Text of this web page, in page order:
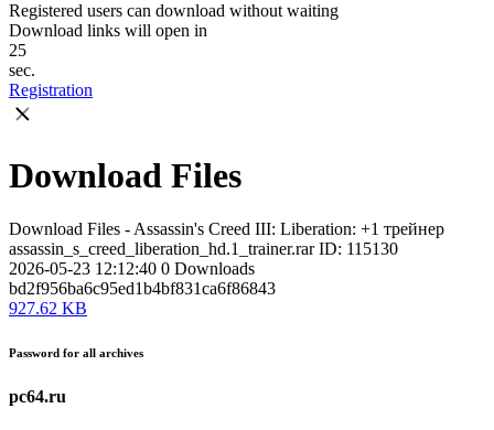
Registered users can download without waiting
Download links will open in
25
sec.
Registration
Download Files
Download Files - Assassin's Creed III: Liberation: +1 трейнер
assassin_s_creed_liberation_hd.1_trainer.rarID: 115130
2026-05-23 12:12:40 0 Downloads
bd2f956ba6c95ed1b4bf831ca6f86843
927.62 KB
Password for all archives
pc64.ru